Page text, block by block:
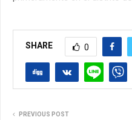
SHARE 0
PREVIOUS POST